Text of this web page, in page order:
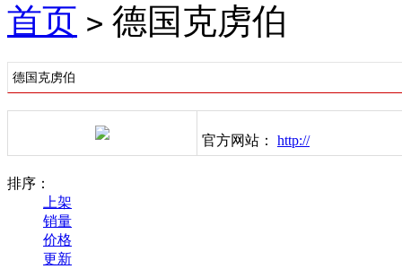
首页 > 德国克虏伯
德国克虏伯
官方网站： http://
排序：
上架
销量
价格
更新